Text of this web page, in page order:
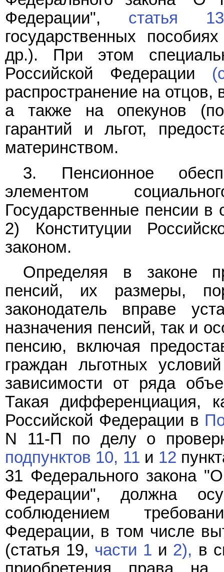
Федерации", статья 13
государственных
др.). При этом
Российской Федерации
распространение на
а также на опекунов
гарантий и льгот,
материнством.
3. Пенсионное
элементом
Государственные пенсии в
2) Конституции
законом.
Определяя в законе
пенсий, их размеры,
законодатель вправе
назначения пенсий, так и
пенсию, включая
граждан льготных
зависимости от ряда
Такая дифференциация,
Российской Федерации в
N 11-П по делу о
подпунктов 10, 11 и 12
31 Федерального закона
Федерации", должна
соблюдением
Федерации, в том числе
(статья 19, части 1 и 2), в